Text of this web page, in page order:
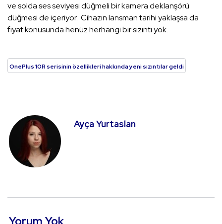
ve solda ses seviyesi düğmeli bir kamera deklanşörü
düğmesi de içeriyor. Cihazın lansman tarihi yaklaşsa da
fiyat konusunda henüz herhangi bir sızıntı yok.
OnePlus 10R serisinin özellikleri hakkında yeni sızıntılar geldi
Ayça Yurtaslan